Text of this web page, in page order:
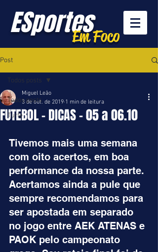
ESportesEm Foco
Post
Todos posts
Turfe
Todos posts
FUTEBOL - DICAS - 05 a 06.10
Miguel Leão
3 de out. de 2019 1 min de leitura
Tivemos mais uma semana
com oito acertos, em boa
performance da nossa parte.
Acertamos ainda a pule que
sempre recomendamos para
ser apostada em separado
no jogo entre AEK ATENAS e
PAOK pelo campeonato